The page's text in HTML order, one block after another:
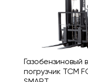
Газобензиновый
погрузчик TCM